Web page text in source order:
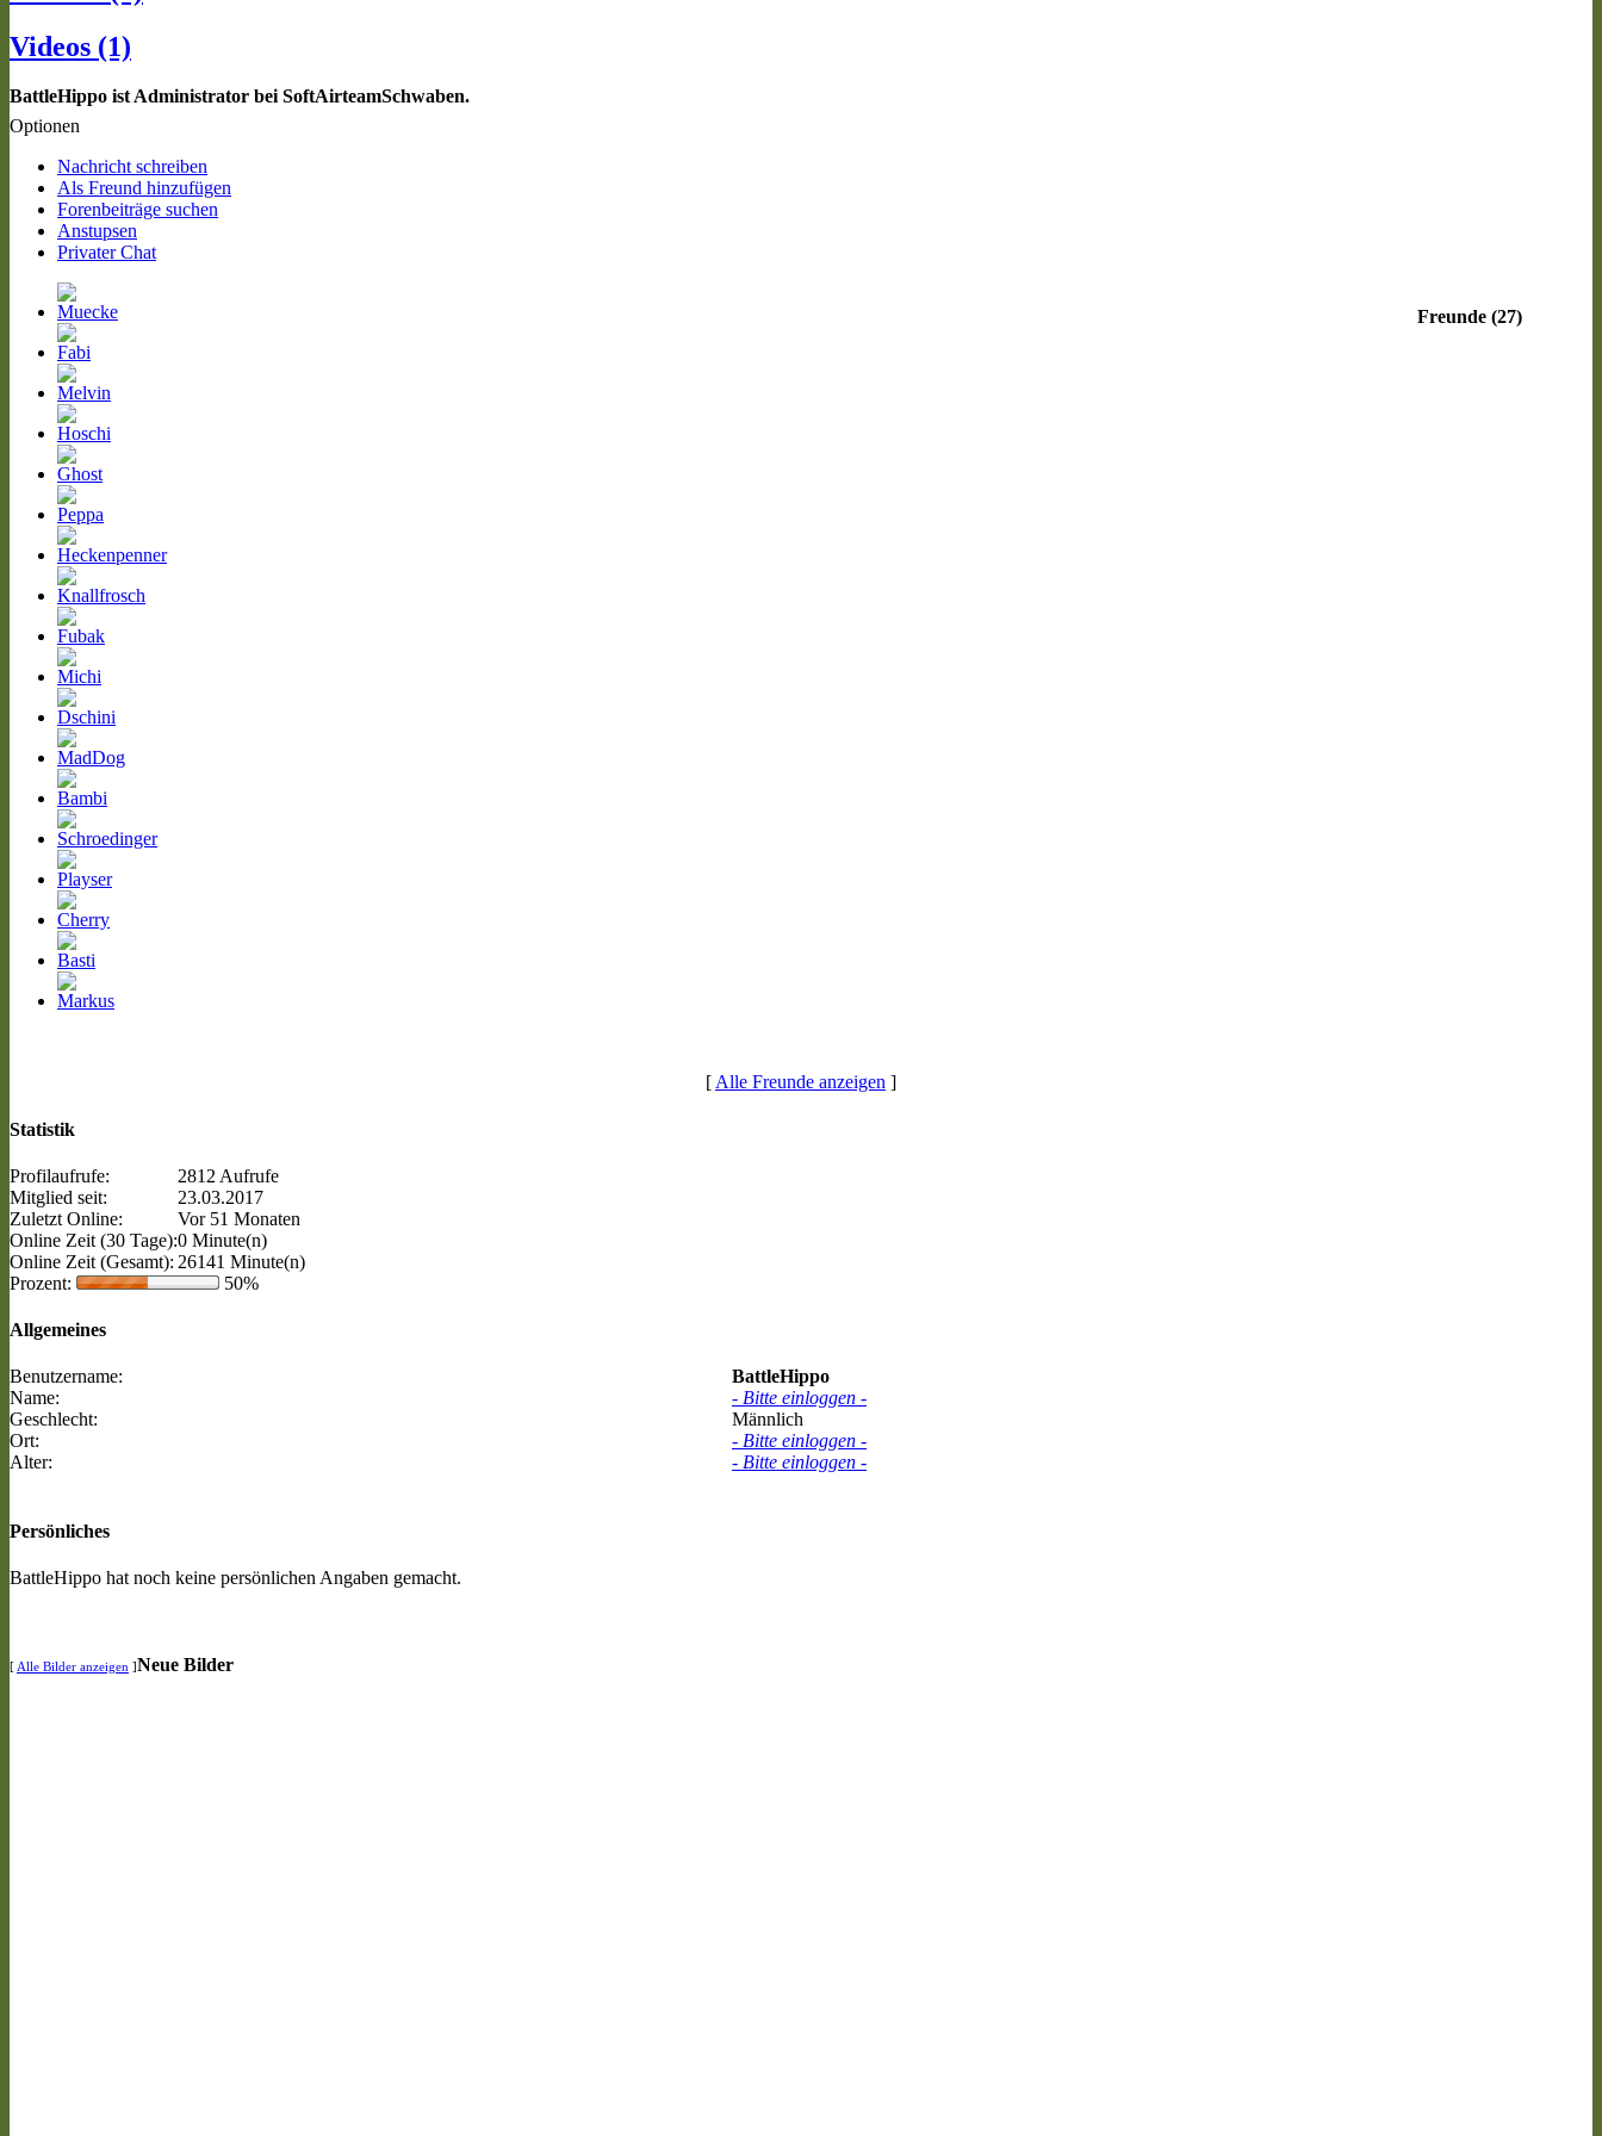
Videos (1)
BattleHippo ist Administrator bei SoftAirteamSchwaben.
Optionen
Nachricht schreiben
Als Freund hinzufügen
Forenbeiträge suchen
Anstupsen
Privater Chat
Freunde (27)
[Alle Freunde anzeigen ]
Statistik
Profilaufrufe:
2812 Aufrufe
Mitglied seit:
23.03.2017
Zuletzt Online:
Vor 51 Monaten
Online Zeit (30 Tage):0 Minute(n)
Online Zeit (Gesamt): 26141 Minute(n)
Prozent:
50%
Allgemeines
Benutzername:
BattleHippo
Name:
- Bitte einloggen -
Geschlecht:
Männlich
Ort:
- Bitte einloggen -
Alter:
- Bitte einloggen -
Persönliches
BattleHippo hat noch keine persönlichen Angaben gemacht.
[ Alle Bilder anzeigen ]Neue Bilder